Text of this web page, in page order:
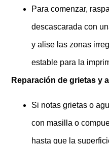
Para comenzar,
descascarada con
y alise las zonas
estable para la
Reparación de grietas y
Si notas grietas o
con masilla o
hasta que la